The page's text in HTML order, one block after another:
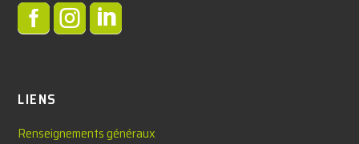

LIENS
Renseignements généraux